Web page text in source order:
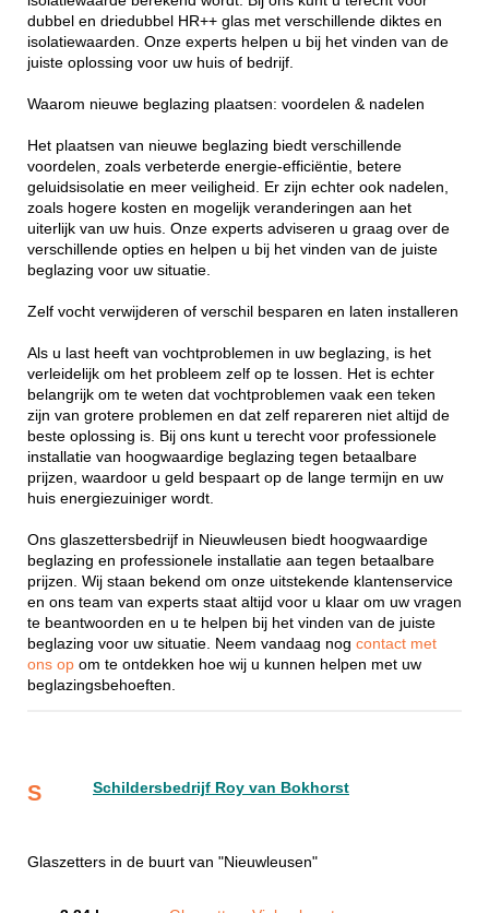
dubbel en driedubbel HR++ glas met verschillende diktes en
isolatiewaarden. Onze experts helpen u bij het vinden van de
juiste oplossing voor uw huis of bedrijf.
Waarom nieuwe beglazing plaatsen: voordelen & nadelen
Het plaatsen van nieuwe beglazing biedt verschillende
voordelen, zoals verbeterde energie-efficiëntie, betere
geluidsisolatie en meer veiligheid. Er zijn echter ook nadelen,
zoals hogere kosten en mogelijk veranderingen aan het
uiterlijk van uw huis. Onze experts adviseren u graag over de
verschillende opties en helpen u bij het vinden van de juiste
beglazing voor uw situatie.
Zelf vocht verwijderen of verschil besparen en laten installeren
Als u last heeft van vochtproblemen in uw beglazing, is het
verleidelijk om het probleem zelf op te lossen. Het is echter
belangrijk om te weten dat vochtproblemen vaak een teken
zijn van grotere problemen en dat zelf repareren niet altijd de
beste oplossing is. Bij ons kunt u terecht voor professionele
installatie van hoogwaardige beglazing tegen betaalbare
prijzen, waardoor u geld bespaart op de lange termijn en uw
huis energiezuiniger wordt.
Ons glaszettersbedrijf in Nieuwleusen biedt hoogwaardige
beglazing en professionele installatie aan tegen betaalbare
prijzen. Wij staan bekend om onze uitstekende klantenservice
en ons team van experts staat altijd voor u klaar om uw vragen
te beantwoorden en u te helpen bij het vinden van de juiste
beglazing voor uw situatie. Neem vandaag nog contact met
ons op om te ontdekken hoe wij u kunnen helpen met uw
beglazingsbehoeften.
S Schildersbedrijf Roy van Bokhorst
Glaszetters in de buurt van "Nieuwleusen"